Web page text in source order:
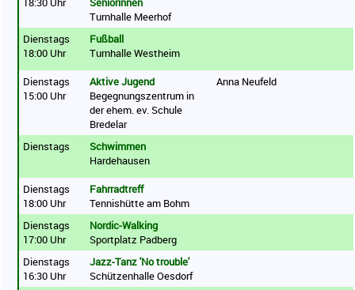
Turnhalle Meerhof
Dienstags
18:00 Uhr
Fußball
Turnhalle Westheim
Dienstags
15:00 Uhr
Aktive Jugend
Begegnungszentrum in
der ehem. ev. Schule
Bredelar
Anna Neufeld
Dienstags
Schwimmen
Hardehausen
Dienstags
18:00 Uhr
Fahrradtreff
Tennishütte am Bohm
Dienstags
17:00 Uhr
Nordic-Walking
Sportplatz Padberg
Dienstags
16:30 Uhr
Jazz-Tanz 'No trouble'
Schützenhalle Oesdorf